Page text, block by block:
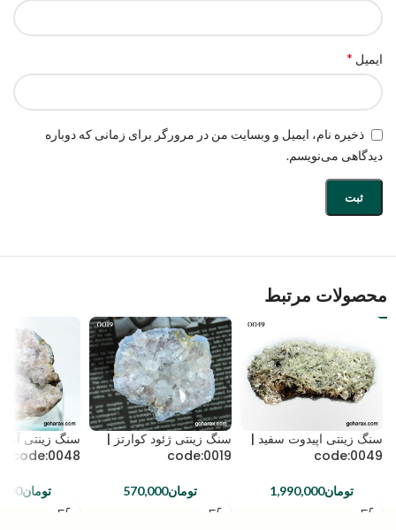
ایمیل *
ذخیره نام، ایمیل و وبسایت من در مرورگر برای زمانی که دوباره
دیدگاهی می‌نویسم.
محصولات مرتبط
سنگ زینتی اپیدوت سفید |
code:0049
تومان1,990,000
سنگ زینتی ژئود کوارتز |
code:0019
تومان570,000
سنگ زینتی
code:0048
تومان